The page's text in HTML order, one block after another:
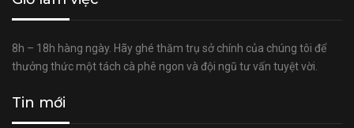
8h – 18h hàng ngày. Hãy ghé thăm trụ sở chính của chúng tôi để
thưởng thức một tách cà phê ngon và đội ngũ tư vấn tuyệt vời.
Tin mới